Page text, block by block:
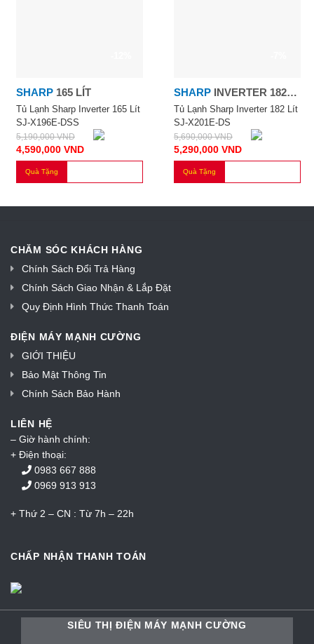
SHARP 165 LÍT
Tủ Lạnh Sharp Inverter 165 Lít
SJ-X196E-DSS
5,190,000VND
4,590,000 VND
Quà Tặng
SHARP
INVERTER 182
LÍT
Tủ Lạnh Sharp Inverter 182 Lít
SJ-X201E-DS
5,690,000VND
5,290,000 VND
Quà Tặng
CHĂM SÓC KHÁCH HÀNG
Chính Sách Đổi Trả Hàng
Chính Sách Giao Nhận & Lắp Đặt
Quy Định Hình Thức Thanh Toán
ĐIỆN MÁY MẠNH CƯỜNG
GIỚI THIỆU
Bảo Mật Thông Tin
Chính Sách Bảo Hành
LIÊN HỆ
– Giờ hành chính:
+ Điện thoại:
0983 667 888
0969 913 913
+ Thứ 2 – CN : Từ 7h – 22h
CHẤP NHẬN THANH TOÁN
SIÊU THỊ ĐIỆN MÁY MẠNH CƯỜNG